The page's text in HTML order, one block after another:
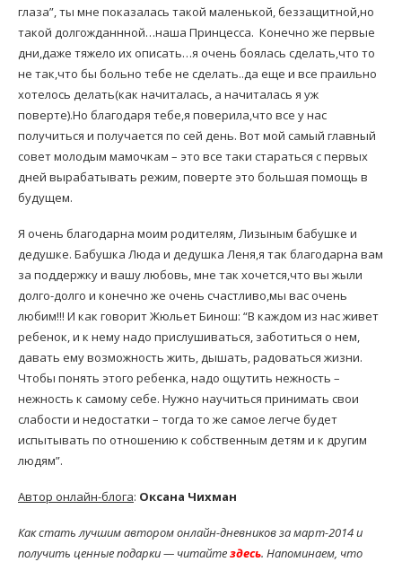
глаза”, ты мне показалась такой маленькой, беззащитной,но
такой долгожданнной…наша Принцесса. Конечно же первые
дни,даже тяжело их описать…я очень боялась сделать,что то
не так,что бы больно тебе не сделать..да еще и все праильно
хотелось делать(как начиталась, а начиталась я уж
поверте).Но благодаря тебе,я поверила,что все у нас
получиться и получается по сей день. Вот мой самый главный
совет молодым мамочкам – это все таки стараться с первых
дней вырабатывать режим, поверте это большая помощь в
будущем.
Я очень благодарна моим родителям, Лизыным бабушке и
дедушке. Бабушка Люда и дедушка Леня,я так благодарна вам
за поддержку и вашу любовь, мне так хочется,что вы жыли
долго-долго и конечно же очень счастливо,мы вас очень
любим!!! И как говорит Жюльет Бинош: “В каждом из нас живет
ребенок, и к нему надо прислушиваться, заботиться о нем,
давать ему возможность жить, дышать, радоваться жизни.
Чтобы понять этого ребенка, надо ощутить нежность –
нежность к самому себе. Нужно научиться принимать свои
слабости и недостатки – тогда то же самое легче будет
испытывать по отношению к собственным детям и к другим
людям”.
Автор онлайн-блога: Оксана Чихман
Как стать лучшим автором онлайн-дневников за март-2014 и
получить ценные подарки — читайтездесь. Напоминаем, что